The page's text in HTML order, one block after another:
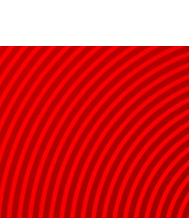
★★★★★
Seu nome
Endereço de email
Escreva uma avaliação